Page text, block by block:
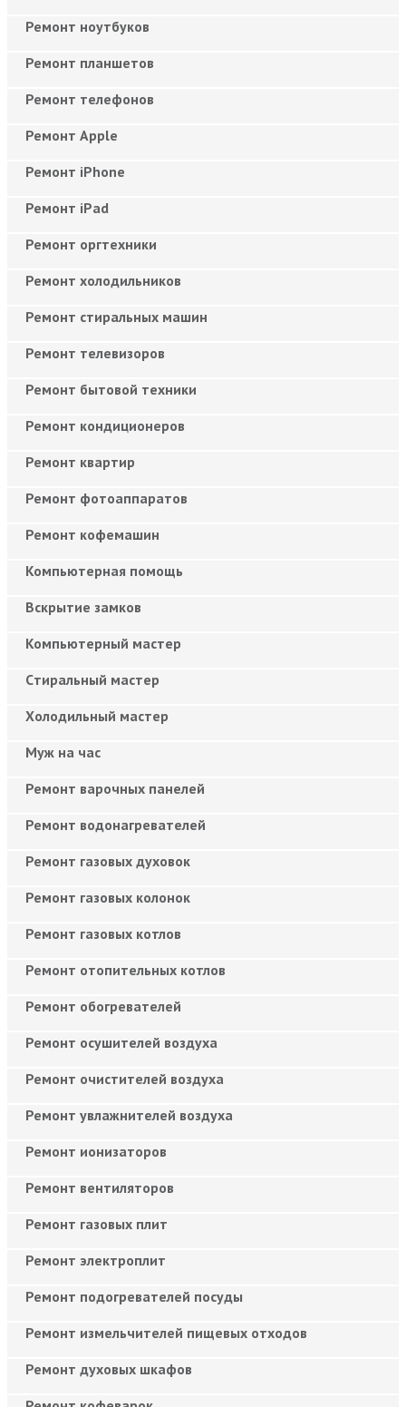
Ремонт ноутбуков
Ремонт планшетов
Ремонт телефонов
Ремонт Apple
Ремонт iPhone
Ремонт iPad
Ремонт оргтехники
Ремонт холодильников
Ремонт стиральных машин
Ремонт телевизоров
Ремонт бытовой техники
Ремонт кондиционеров
Ремонт квартир
Ремонт фотоаппаратов
Ремонт кофемашин
Компьютерная помощь
Вскрытие замков
Компьютерный мастер
Cтиральный мастер
Холодильный мастер
Муж на час
Ремонт варочных панелей
Ремонт водонагревателей
Ремонт газовых духовок
Ремонт газовых колонок
Ремонт газовых котлов
Ремонт отопительных котлов
Ремонт обогревателей
Ремонт осушителей воздуха
Ремонт очистителей воздуха
Ремонт увлажнителей воздуха
Ремонт ионизаторов
Ремонт вентиляторов
Ремонт газовых плит
Ремонт электроплит
Ремонт подогревателей посуды
Ремонт измельчителей пищевых отходов
Ремонт духовых шкафов